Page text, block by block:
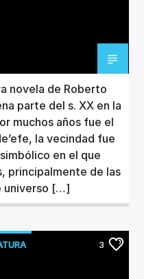
novela de Roberto
parte del s. XX en la
muchos años fue el
la vecindad fue
en el que
principalmente de las
universo […]
3